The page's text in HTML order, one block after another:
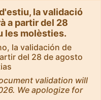
la validació
a partir del 28
les molèsties.
la validación de
del 28 de agosto
validation will
We apologize for